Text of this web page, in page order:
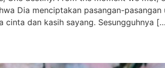
Dia menciptakan pasangan-
cinta dan kasih sayang. Sesungguhnya